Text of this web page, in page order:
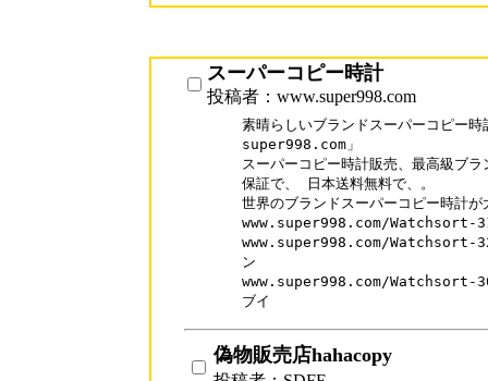
スーパーコピー時計
投稿者：www.super998.com
素晴らしいブランドスーパーコピー
super998.com」
スーパーコピー時計販売、最高級ブ
保証で、 日本送料無料で、。
世界のブランドスーパーコピー時計
www.super998.com/Watchsort-
www.super998.com/Watchsort-
ン
www.super998.com/Watchsort-
ブイ
偽物販売店hahacopy